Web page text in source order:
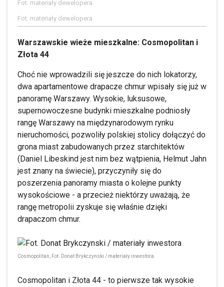
Fot. materiały dewelopera
Fot. materiały dewelopera
Warszawskie wieże mieszkalne: Cosmopolitan i
Złota 44
Choć nie wprowadzili się jeszcze do nich lokatorzy,
dwa apartamentowe drapacze chmur wpisały się już w
panoramę Warszawy. Wysokie, luksusowe,
supernowoczesne budynki mieszkalne podniosły
rangę Warszawy na międzynarodowym rynku
nieruchomości, pozwoliły polskiej stolicy dołączyć do
grona miast zabudowanych przez starchitektów
(Daniel Libeskind jest nim bez wątpienia, Helmut Jahn
jest znany na świecie), przyczyniły się do
poszerzenia panoramy miasta o kolejne punkty
wysokościowe - a przecież niektórzy uważają, że
rangę metropolii zyskuje się właśnie dzięki
drapaczom chmur.
Cosmopolitan, Fot. Donat Brykczynski / materiały inwestora
Cosmopolitan i Złota 44 - to pierwsze tak wysokie